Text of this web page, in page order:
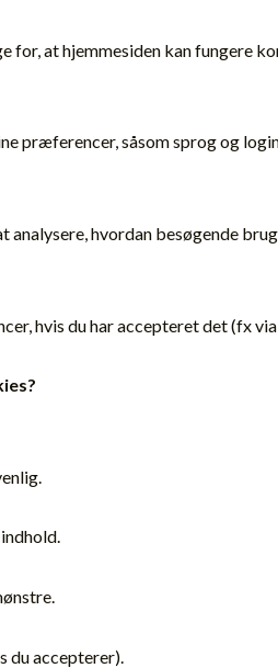
for, at hjemmesiden kan fungere
præferencer, såsom sprog og
analysere, hvordan besøgende
hvis du har accepteret det (fx
du accepterer).